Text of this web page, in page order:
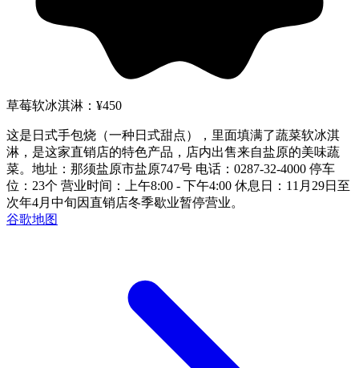
草莓软冰淇淋：¥450
这是日式手包烧（一种日式甜点），里面填满了蔬菜软冰淇
淋，是这家直销店的特色产品，店内出售来自盐原的美味蔬
菜。地址：那须盐原市盐原747号 电话：0287-32-4000 停车
位：23个 营业时间：上午8:00 - 下午4:00 休息日：11月29日至
次年4月中旬因直销店冬季歇业暂停营业。
谷歌地图